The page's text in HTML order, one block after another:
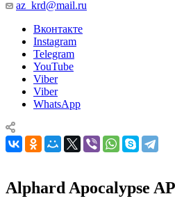
az_krd@mail.ru
Вконтакте
Instagram
Telegram
YouTube
Viber
Viber
WhatsApp
Alphard Apocalypse